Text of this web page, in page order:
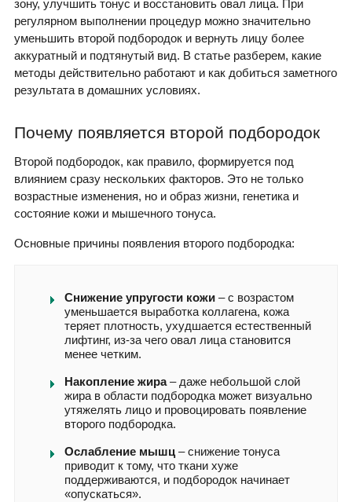
зону, улучшить тонус и восстановить овал лица. При
регулярном выполнении процедур можно значительно
уменьшить второй подбородок и вернуть лицу более
аккуратный и подтянутый вид. В статье разберем, какие
методы действительно работают и как добиться заметного
результата в домашних условиях.
Почему появляется второй подбородок
Второй подбородок, как правило, формируется под
влиянием сразу нескольких факторов. Это не только
возрастные изменения, но и образ жизни, генетика и
состояние кожи и мышечного тонуса.
Основные причины появления второго подбородка:
Снижение упругости кожи – с возрастом
уменьшается выработка коллагена, кожа
теряет плотность, ухудшается естественный
лифтинг, из-за чего овал лица становится
менее четким.
Накопление жира– даже небольшой слой
жира в области подбородка может визуально
утяжелять лицо и провоцировать появление
второго подбородка.
Ослабление мышц – снижение тонуса
приводит к тому, что ткани хуже
поддерживаются, и подбородок начинает
«опускаться».